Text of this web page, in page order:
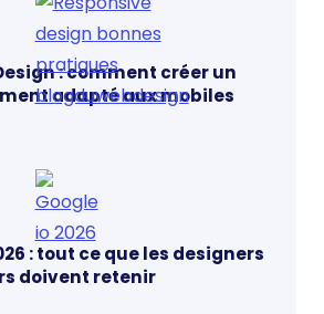
: comment créer un
adapté aux mobiles
: tout ce que les designers
doivent retenir